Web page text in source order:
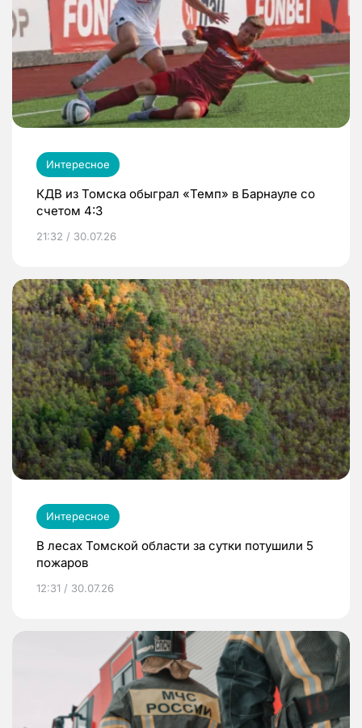
Интересное
КДВ из Томска обыграл «Темп» в Барнауле со
счетом 4:3
21:32 / 30.07.26
Интересное
В лесах Томской области за сутки потушили 5
пожаров
12:31 / 30.07.26